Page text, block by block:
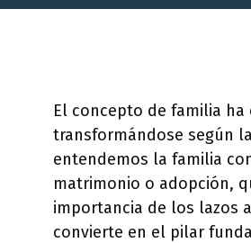
El concepto de familia
transformándose según
entendemos la familia
matrimonio o adopción,
importancia de los lazos
convierte en el pilar